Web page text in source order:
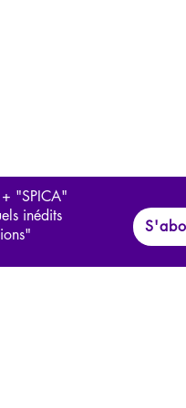
"SPICA"
inédits